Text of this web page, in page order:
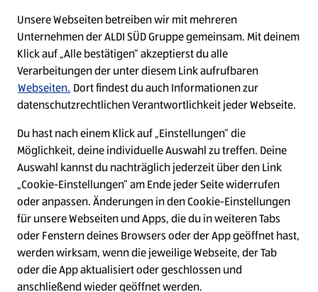
W
i
r
d
a
u
f
W
i
r
d
a
u
f
W
i
r
d
a
u
f
W
i
r
d
a
Cookie - Liste
Datenschutz
Unsere Webseiten betreiben wir mit mehreren
Unternehmen der ALDI SÜD Gruppe gemeinsam. Mit deinem
Klick auf „Alle bestätigen“ akzeptierst du alle
Verarbeitungen der unter diesem Link aufrufbaren
Webseiten. Dort findest du auch Informationen zur
datenschutzrechtlichen Verantwortlichkeit jeder Webseite.
Du hast nach einem Klick auf „Einstellungen“ die
Möglichkeit, deine individuelle Auswahl zu treffen. Deine
Auswahl kannst du nachträglich jederzeit über den Link
„Cookie-Einstellungen“ am Ende jeder Seite widerrufen
oder anpassen. Änderungen in den Cookie-Einstellungen
für unsere Webseiten und Apps, die du in weiteren Tabs
oder Fenstern deines Browsers oder der App geöffnet hast,
werden wirksam, wenn die jeweilige Webseite, der Tab
oder die App aktualisiert oder geschlossen und
anschließend wieder geöffnet werden.